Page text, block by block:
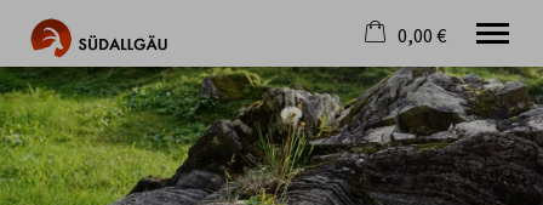
Die schönste Seite im Allgäu
Aktuell
Destination
0,00 €
×
Warenkorb ist leer